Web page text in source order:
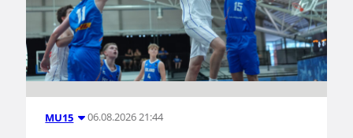
MU15 06.08.2026 21:44